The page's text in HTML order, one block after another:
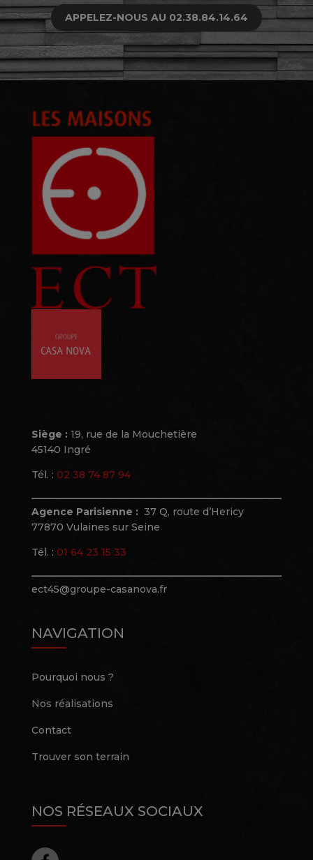
APPELEZ-NOUS AU 02.38.84.14.64
Siège : 19, rue de la Mouchetière
45140 Ingré
Tél. : 02 38 74 87 94
Agence Parisienne : 37 Q, route d’Hericy
77870 Vulaines sur Seine
Tél. : 01 64 23 15 33
ect45@groupe-casanova.fr
NAVIGATION
Pourquoi nous ?
Nos réalisations
Contact
Trouver son terrain
NOS RÉSEAUX SOCIAUX